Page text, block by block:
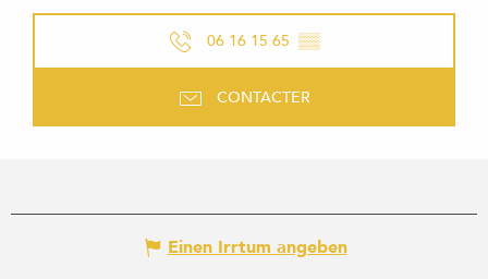
06 16 15 65 ▒▒
CONTACTER
Einen Irrtum angeben